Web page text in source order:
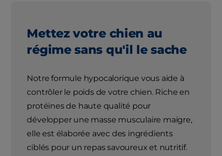
Mettez votre chien au
régime sans qu'il le sache
Notre formule hypocalorique vous aide à
contrôler le poids de votre chien. Riche en
protéines de haute qualité pour
développer une masse musculaire maigre,
elle est élaborée avec des ingrédients
ciblés pour un repas savoureux et nutritif.